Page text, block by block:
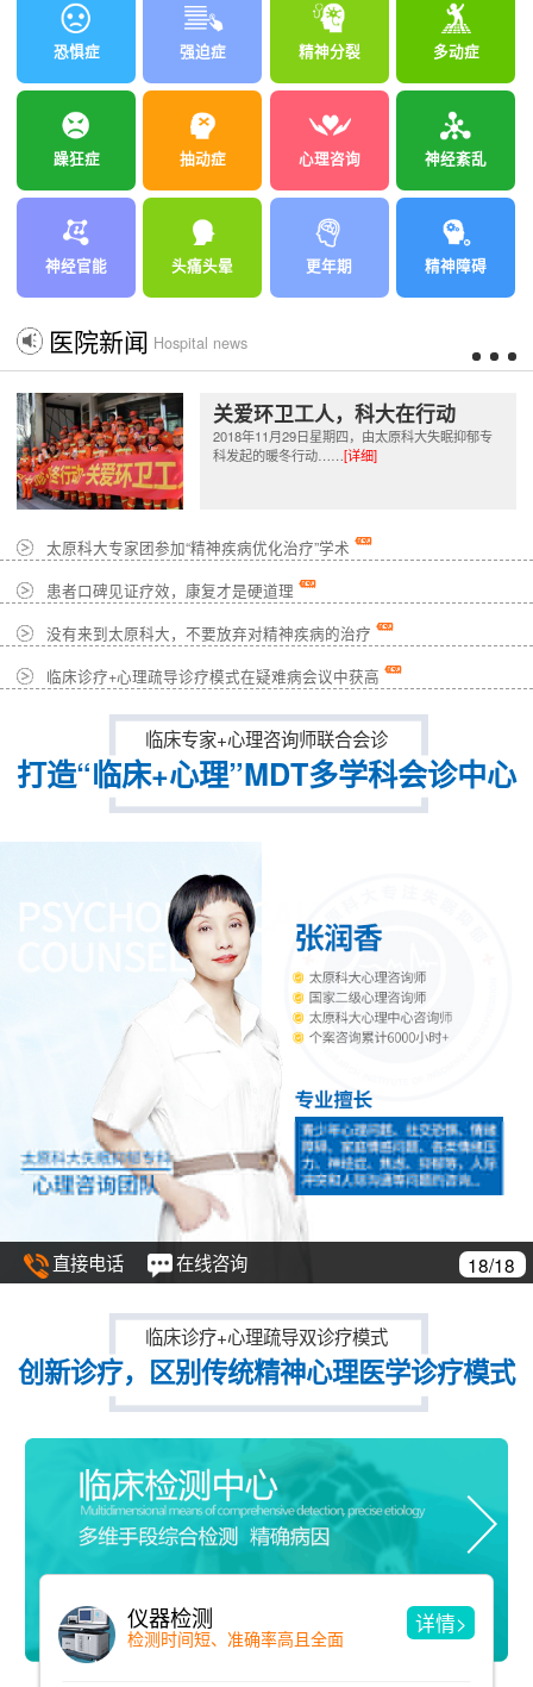
恐惧症 强迫症 精神分裂 多动症
躁狂症 抽动症 心理咨询 神经紊乱
神经官能 头痛头晕 更年期 精神障碍
医院新闻 Hospital news
关爱环卫工人，科大在行动
2018年11月29日星期四，由太原科大失眠抑郁专
科发起的暖冬行动……[详细]
太原科大专家团参加“精神疾病优化治疗”学术
患者口碑见证疗效，康复才是硬道理
没有来到太原科大，不要放弃对精神疾病的治疗
临床诊疗+心理疏导诊疗模式在疑难病会议中获高
临床专家+心理咨询师联合会诊
打造“临床+心理”MDT多学科会诊中心
直接电话 在线咨询 18/18
临床诊疗+心理疏导双诊疗模式
创新诊疗，区别传统精神心理医学诊疗模式
仪器检测
检测时间短、准确率高且全面
详情>